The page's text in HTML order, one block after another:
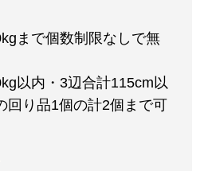
まで個数制限なしで無
以内・3辺合計115cm以
回り品1個の計2個まで可